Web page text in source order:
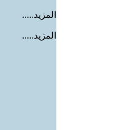
المزيد.....
المزيد.....